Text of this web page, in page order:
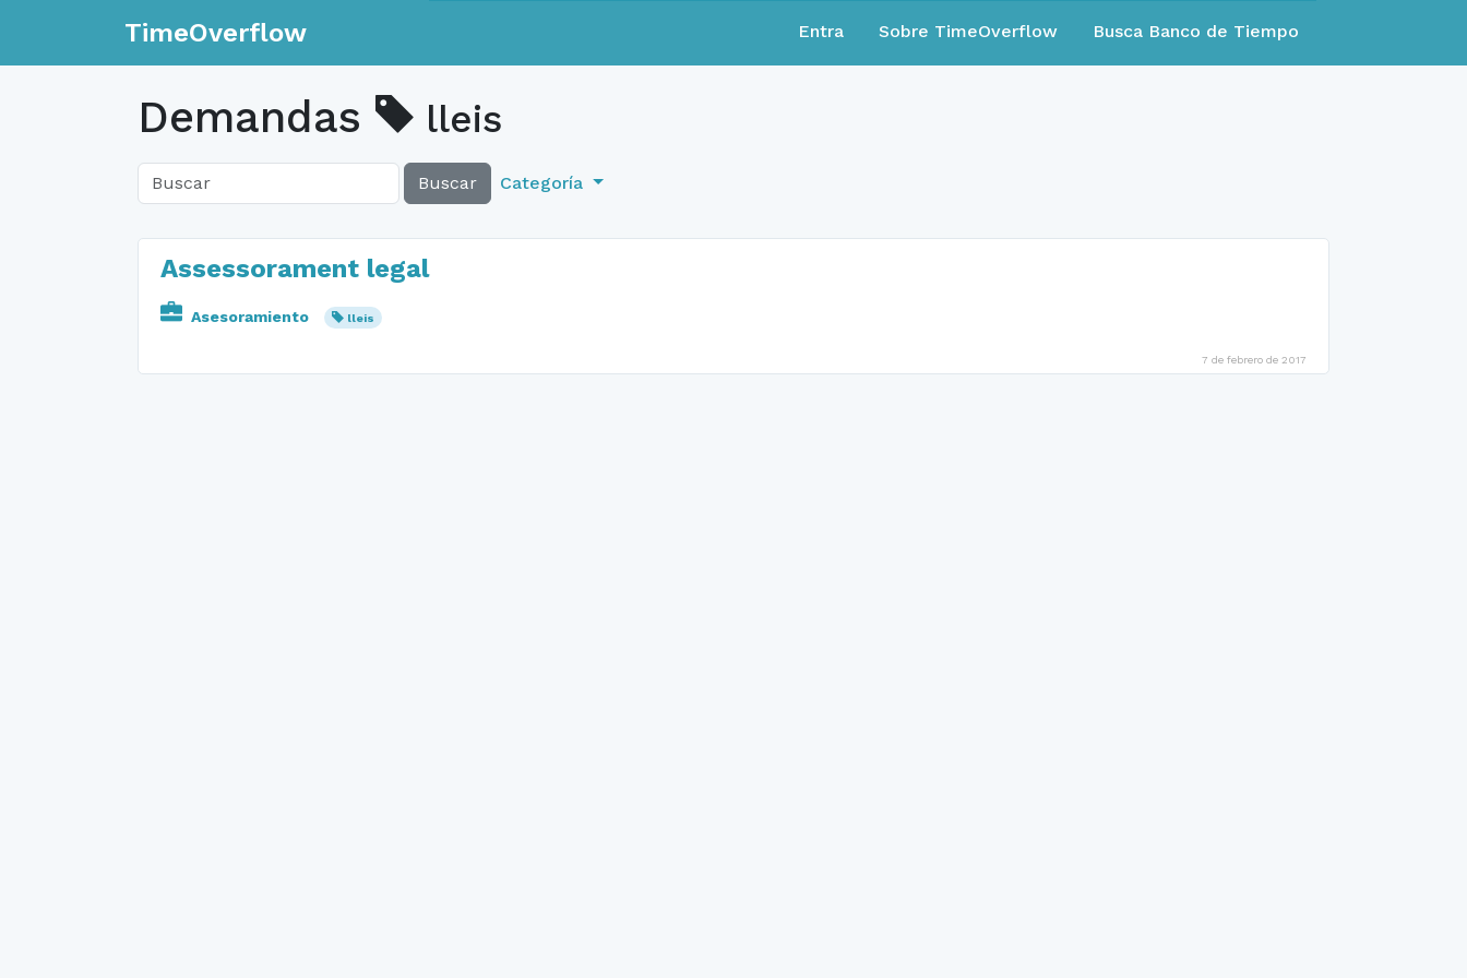
TimeOverflow Entra Sobre TimeOverflow Busca Banco de Tiempo
Demandas lleis
Buscar Categoría
Assessorament legal
Asesoramiento lleis
7 de febrero de 2017